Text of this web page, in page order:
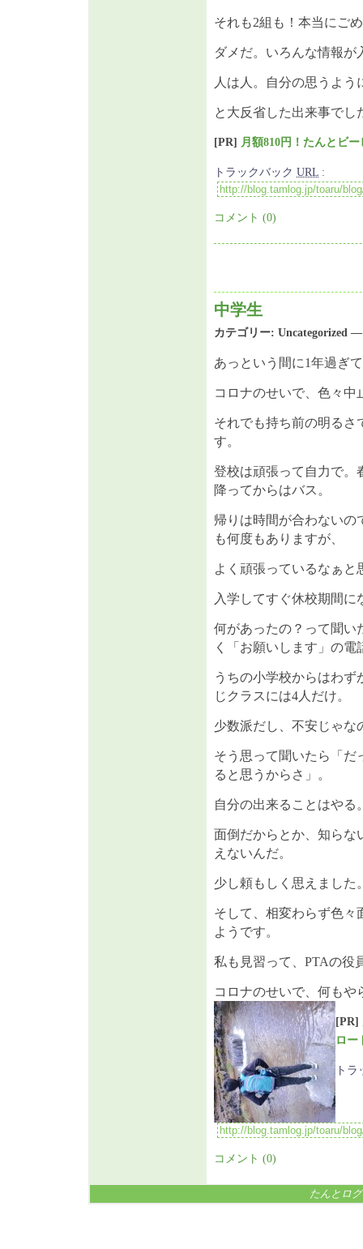
それも2組も！本当にご
ダメだ。いろんな情報が
人は人。自分の思うよう
と大反省した出来事でし
[PR] 月額810円！たんとビ
トラックバック URL :
コメント (0)
中学生
カテゴリー: Uncategorized —
あっという間に1年過ぎ
コロナのせいで、色々中
それでも持ち前の明るさ
す。
登校は頑張って自力で。
降ってからはバス。
帰りは時間が合わないの
も何度もありますが、
よく頑張っているなぁと
入学してすぐ休校期間
何があったの？って聞い
く「お願いします」の電
うちの小学校からはわず
じクラスには4人だけ。
少数派だし、不安じゃな
そう思って聞いたら「だ
ると思うからさ」。
自分の出来ることはやる
面倒だからとか、知らな
えないんだ。
少し頼もしく思えました
そして、相変わらず色々
ようです。
私も見習って、PTAの役
コロナのせいで、何もや
[PR]
ロー
ト
コメント (0)
たんとロ